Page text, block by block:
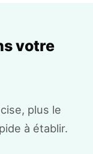
votre
plus le
à établir.